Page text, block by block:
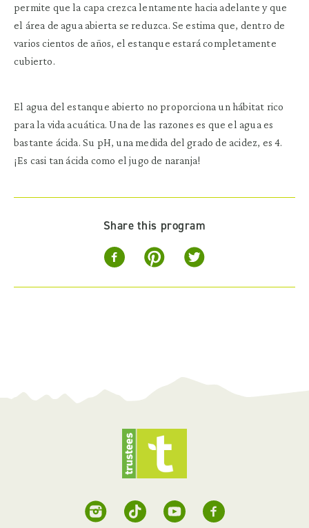
permite que la capa crezca lentamente hacia adelante y que
el área de agua abierta se reduzca. Se estima que, dentro de
varios cientos de años, el estanque estará completamente
cubierto.
El agua del estanque abierto no proporciona un hábitat rico
para la vida acuática. Una de las razones es que el agua es
bastante ácida. Su pH, una medida del grado de acidez, es 4.
¡Es casi tan ácida como el jugo de naranja!
Share this program